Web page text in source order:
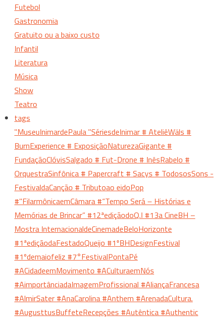
Futebol
Gastronomia
Gratuito ou a baixo custo
Infantil
Literatura
Música
Show
Teatro
tags
"MuseuInimardePaula"SériesdeInimar # AteliêWäls #
BurnExperience # ExposiçãoNaturezaGigante #
FundaçãoClóvisSalgado # Fut-Drone # InêsRabelo #
OrquestraSinfônica # Papercraft # Sacys # TodososSons -
FestivaldaCanção # Tributoao eidoPop
#"FilarmônicaemCâmara #“Tempo Será – Histórias e
Memórias de Brincar” #12ªediçãodoQ.I #13a CineBH –
Mostra InternacionaldeCinemadeBeloHorizonte
#1ªediçãodaFestadoQueijo #1ºBHDesignFestival
#1ºdemaiofeliz #7°FestivalPontaPé
#ACidadeemMovimento #ACulturaemNós
#AimportânciadaImagemProfissional #AliançaFrancesa
#AlmirSater #AnaCarolina #Anthem #ArenadaCultura.
#AugusttusBuffeteRecepções #Autêntica #Authentic